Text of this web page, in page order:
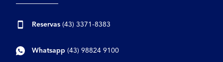
Reservas (43) 3371-8383
Whatsapp (43) 98824 9100